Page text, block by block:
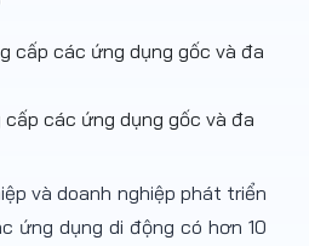
các ứng dụng gốc và đa
và doanh nghiệp phát triển
ứng dụng di động có hơn 10